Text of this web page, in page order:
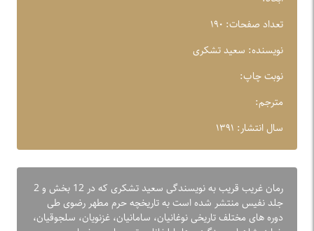
تعداد صفحات: ۱۹۰
نویسنده: سعید تشکری
نوبت چاپ:
مترجم:
سال انتشار: ۱۳۹۱
رمان غریب قریب به نویسندگی سعید تشکری که در 12 بخش و 2
جلد نفیس منتشر شده است به تاریخچه حرم مطهر رضوی طی
دوره های مختلف تاریخی نوغانیان، سامانیان، غزنویان، سلجوقیان،